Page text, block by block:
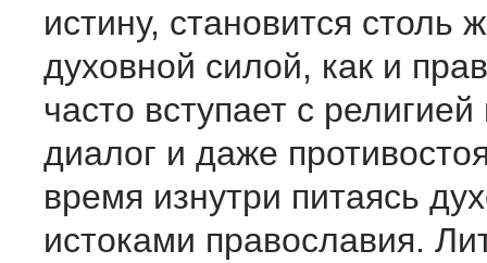
истину, становится столь
духовной силой, как и
часто вступает с
диалог и даже
время изнутри питаясь
истоками православия.